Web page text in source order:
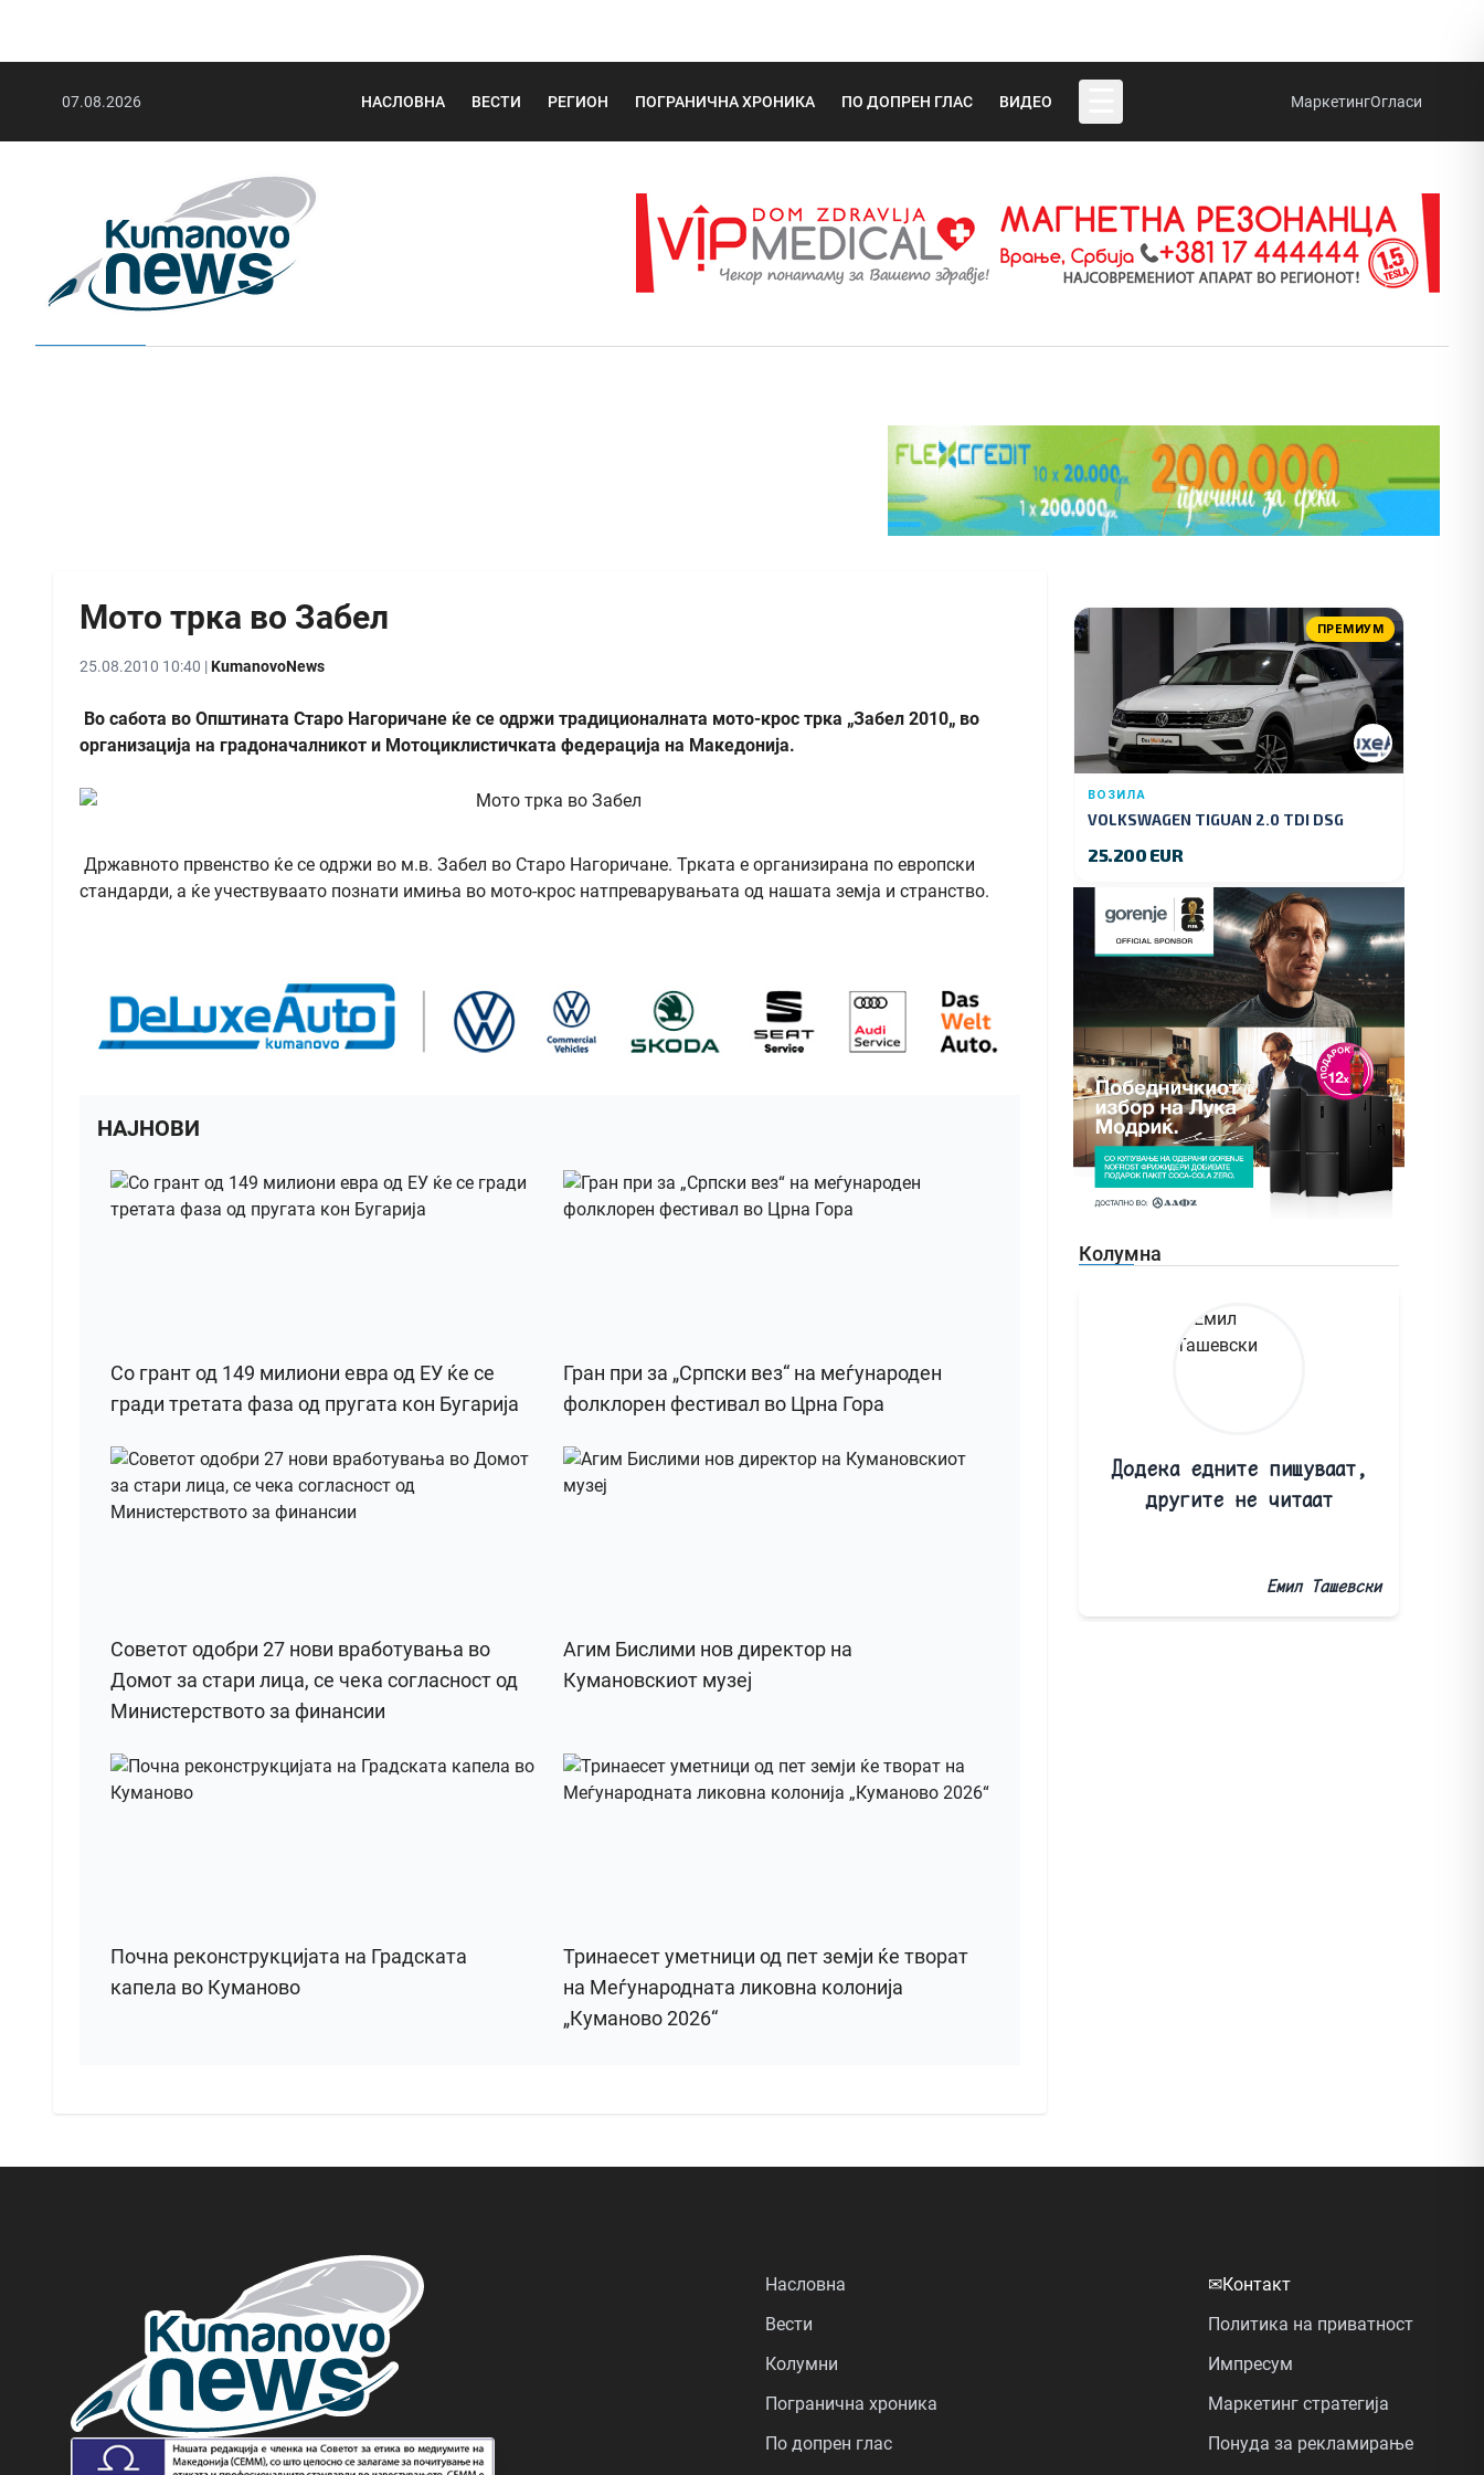
07.08.2026 НАСЛОВНА ВЕСТИ РЕГИОН ПОГРАНИЧНА ХРОНИКА ПО ДОПРЕН ГЛАС ВИДЕО МаркетингОгласи
Мото трка во Забел
25.08.2010 10:40 |KumanovoNews
Во сабота во Општината Старо Нагоричане ќе се одржи традиционалната мото-крос трка „Забел 2010„ во
организација на градоначалникот и Мотоциклистичката федерација на Македонија.
Државното првенство ќе се одржи во м.в. Забел во Старо Нагоричане. Трката е организирана по европски
стандарди, а ќе учествуваато познати имиња во мото-крос натпреварувањата од нашата земја и странство.
НАЈНОВИ
Со грант од 149 милиони евра од ЕУ ќе се
гради третата фаза од пругата кон Бугарија
Гран при за „Српски вез“ на меѓународен
фолклорен фестивал во Црна Гора
Советот одобри 27 нови вработувања во
Домот за стари лица, се чека согласност од
Министерството за финансии
Агим Бислими нов директор на
Кумановскиот музеј
Почна реконструкцијата на Градската
капела во Куманово
Тринаесет уметници од пет земји ќе творат
на Меѓународната ликовна колонија
„Куманово 2026“
ПРЕМИУМ
ВОЗИЛА
VOLKSWAGEN TIGUAN 2.0 TDI DSG
25.200 EUR
Колумна
Додека едните пишуваат,
другите не читаат
Емил Ташевски
Насловна
Вести
Колумни
Погранична хроника
По допрен глас
✉Контакт
Политика на приватност
Импресум
Маркетинг стратегија
Понуда за рекламирање